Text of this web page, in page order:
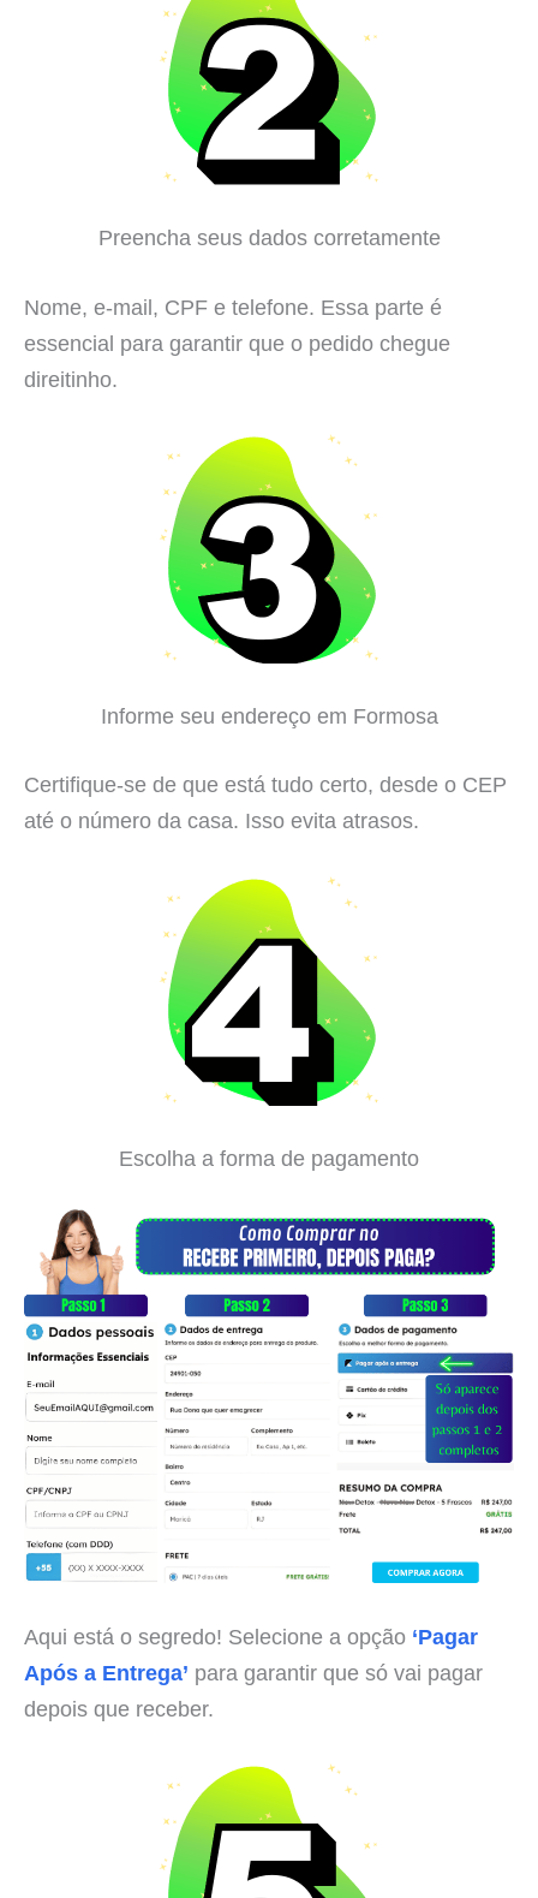
Preencha seus dados corretamente
Nome, e-mail, CPF e telefone. Essa parte é
essencial para garantir que o pedido chegue
direitinho.
Informe seu endereço em Formosa
Certifique-se de que está tudo certo, desde o CEP
até o número da casa. Isso evita atrasos.
Escolha a forma de pagamento
Aqui está o segredo! Selecione a opção ‘Pagar
Após a Entrega’ para garantir que só vai pagar
depois que receber.